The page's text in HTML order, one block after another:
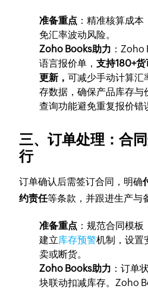
准备重点 ：精准核算成
免汇率波动风险。
Zoho Books助力 ：
语言报价单，支持180+
更新，可减少手动计算汇
存数据，确保产品库存与
查询功能避免重复报价错
三、订单处理：合
行
订单确认后需签订合同，明确
约责任等条款，并跟进生产与
准备重点 ：规范合同模板
建立库存预警机制，设置
卖或断货。
Zoho Books助力 ：订单
块联动扣减库存。Zoho